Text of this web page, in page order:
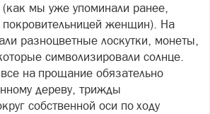
мы уже упоминали ранее,
покровительницей женщин). На
разноцветные лоскутки, монеты,
символизировали солнце.
на прощание обязательно
дереву, трижды
собственной оси по ходу